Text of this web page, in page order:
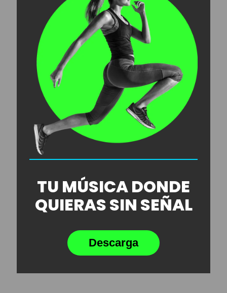
TU MÚSICA DONDE
QUIERAS SIN SEÑAL
Descarga